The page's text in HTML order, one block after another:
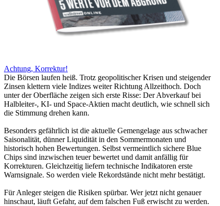
Achtung, Korrektur!
Die Börsen laufen heiß. Trotz geopolitischer Krisen und steigender
Zinsen klettern viele Indizes weiter Richtung Allzeithoch. Doch
unter der Oberfläche zeigen sich erste Risse: Der Abverkauf bei
Halbleiter-, KI- und Space-Aktien macht deutlich, wie schnell sich
die Stimmung drehen kann.
Besonders gefährlich ist die aktuelle Gemengelage aus schwacher
Saisonalität, dünner Liquidität in den Sommermonaten und
historisch hohen Bewertungen. Selbst vermeintlich sichere Blue
Chips sind inzwischen teuer bewertet und damit anfällig für
Korrekturen. Gleichzeitig liefern technische Indikatoren erste
Warnsignale. So werden viele Rekordstände nicht mehr bestätigt.
Für Anleger steigen die Risiken spürbar. Wer jetzt nicht genauer
hinschaut, läuft Gefahr, auf dem falschen Fuß erwischt zu werden.